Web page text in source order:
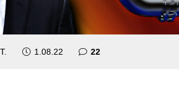
1.08.22 22komentara